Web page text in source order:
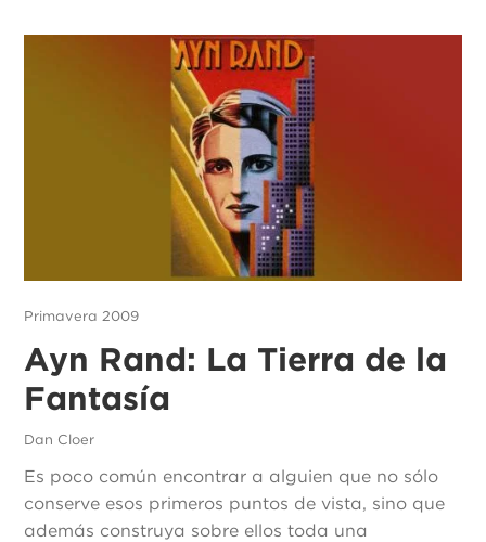
Primavera 2009
Ayn Rand: La Tierra de la
Fantasía
Dan Cloer
Es poco común encontrar a alguien que no sólo
conserve esos primeros puntos de vista, sino que
además construya sobre ellos toda una